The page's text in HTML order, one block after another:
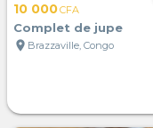
10 000CFA
Complet de jupe
location_on Brazzaville, Congo